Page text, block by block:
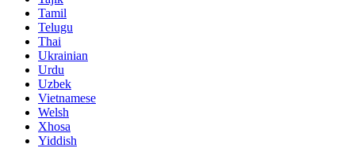
Tamil
Telugu
Thai
Ukrainian
Urdu
Uzbek
Vietnamese
Welsh
Xhosa
Yiddish